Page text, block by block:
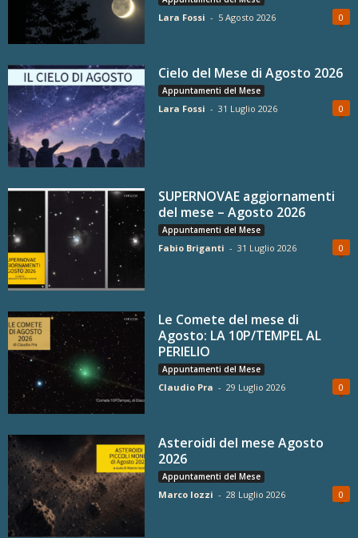
Lara Fossi - 5 Agosto 2026 0
Cielo del Mese di Agosto 2026
Appuntamenti del Mese
Lara Fossi - 31 Luglio 2026 0
SUPERNOVAE aggiornamenti
del mese – Agosto 2026
Appuntamenti del Mese
Fabio Briganti - 31 Luglio 2026 0
Le Comete del mese di
Agosto: LA 10P/TEMPEL AL
PERIELIO
Appuntamenti del Mese
Claudio Pra - 29 Luglio 2026 0
Asteroidi del mese Agosto
2026
Appuntamenti del Mese
Marco Iozzi - 28 Luglio 2026 0